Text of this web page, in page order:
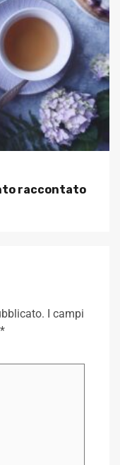
raccontato
I campi
*